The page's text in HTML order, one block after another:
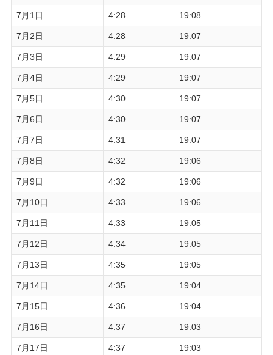
7月1日 4:28 19:08
7月2日 4:28 19:07
7月3日 4:29 19:07
7月4日 4:29 19:07
7月5日 4:30 19:07
7月6日 4:30 19:07
7月7日 4:31 19:07
7月8日 4:32 19:06
7月9日 4:32 19:06
7月10日 4:33 19:06
7月11日 4:33 19:05
7月12日 4:34 19:05
7月13日 4:35 19:05
7月14日 4:35 19:04
7月15日 4:36 19:04
7月16日 4:37 19:03
7月17日 4:37 19:03